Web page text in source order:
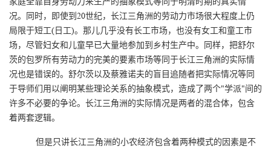
况。同时，即使到20世纪，长江三角洲的劳动力市场很大程度上仍
局限于短工(日工)。那儿几乎没有长工市场，也没有女工和童工市
场，尽管妇女和儿童早已大量地参加到乡村生产中。同样，把舒尔
茨的包罗所有劳动力的完美的要素市场等同于长江三角洲的实际情
况也是错误的。舒尔茨以及蔡雅诺夫的盲目追随者把实际情况等同
于导师们用以阐明某些理论关系的抽象模式，造成了两个"学派"间的
许多不必要的争论。长江三角洲的实际情况是两者的混合体，包含
着两套逻辑。
但是只讲长江三角洲的小农经济包含着两种模式的因素是不